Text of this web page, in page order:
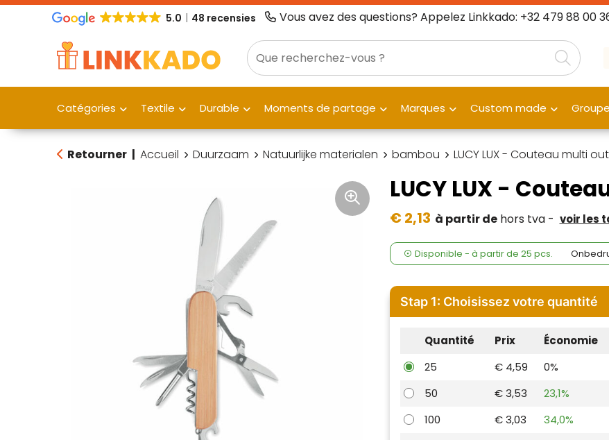
5.0 48 recensies Vous avez des questions? Appelez Linkkado: +32 479 88 00
Catégories Textile Durable Moments de partage Marques Custom made
Retourner | Accueil Duurzaam Natuurlijke materialen bambou LUCY LUX - Couteau multi
LUCY LUX -
€ 2,13 à partir dehors tva - voir les
Disponible - à partir de 25 pcs.
Stap 1: Choisissez votre quantité
Quantité Prix
Économie
25
€ 4,59
0%
50
€ 3,53
23,1%
100
€ 3,03
34,0%